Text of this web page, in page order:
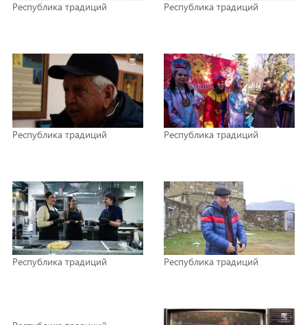
Республика традиций Республика традиций
Республика традиций Республика традиций
Республика традиций Республика традиций